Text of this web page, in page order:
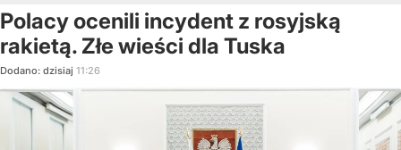
Polacy ocenili incydent z rosyjską
rakietą. Złe wieści dla Tuska
Dodano: dzisiaj 11:26